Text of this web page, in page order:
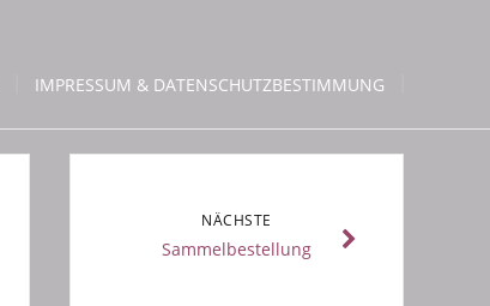
IMPRESSUM & DATENSCHUTZBESTIMMUNG
NÄCHSTE
Sammelbestellung